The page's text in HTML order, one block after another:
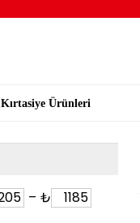
Kırtasiye Ürünleri
– ₺